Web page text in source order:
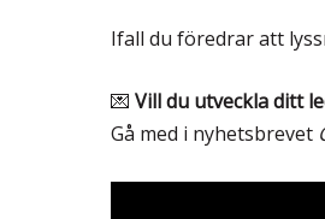
Ifall du föredrar att
💌 Vill du utveckla ditt
Gå med i nyhetsbrevet